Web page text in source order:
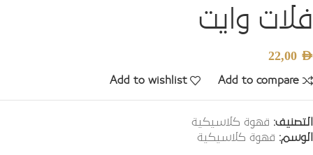
فلات وايت
22,00 AED
Add to compare
Add to wishlist
التصنيف: قهوة كلاسيكية
الوسم: قهوة كلاسيكية